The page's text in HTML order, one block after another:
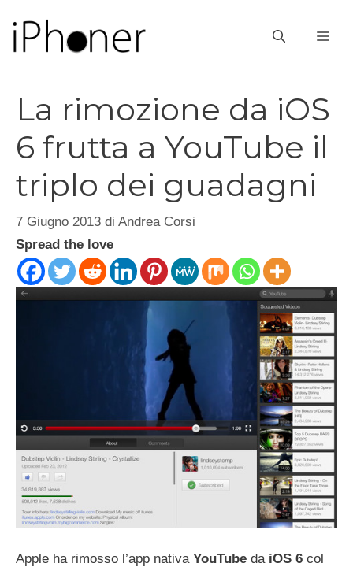
contenuto
La rimozione da iOS
6 frutta a YouTube il
triplo dei guadagni
7 Giugno 2013 di Andrea Corsi
Spread the love
Apple ha rimosso l’app nativa YouTube da iOS 6 col